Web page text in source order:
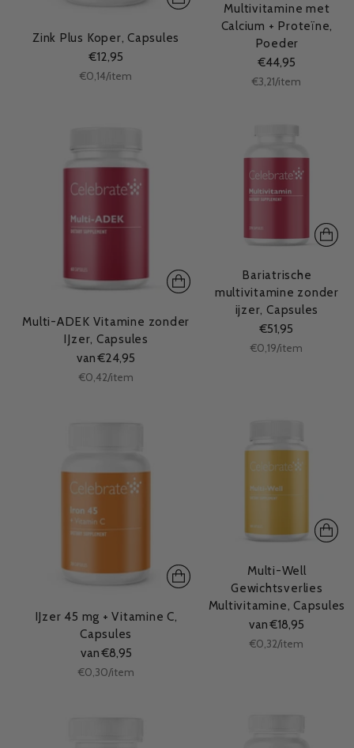
Zink Plus Koper, Capsules
€12,95
Stukprijs
€0,14/per
item
Multivitamine met
Calcium + Proteïne,
Poeder
€44,95
Stukprijs
€3,21/per
item
Multi-ADEK Vitamine zonder
IJzer, Capsules
van €24,95
Stukprijs
€0,42/per
item
Bariatrische
multivitamine zonder
ijzer, Capsules
€51,95
Stukprijs
€0,19/per
item
IJzer 45 mg + Vitamine C,
Capsules
van €8,95
Stukprijs
€0,30/per
item
Multi-Well
Gewichtsverlies
Multivitamine, Capsules
van €18,95
Stukprijs
€0,32/per
item